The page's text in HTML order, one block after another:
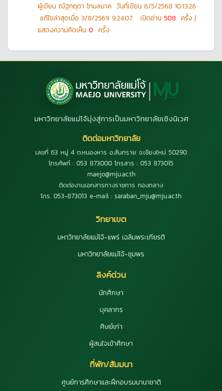
ผู้เขียน ณัฐกฤตา โกมลนาค วันที่เขียน 6/5/2568 10:13:26
แก้ไขล่าสุดเมื่อ 3/8/2569 9:24:07 เปิดอ่าน 508 ครั้ง |
แสดงความคิดเห็น 0 ครั้ง
มหาวิทยาลัยแม่โจ้มุ่งสู่การเป็นมหาวิทยาลัยเชิงนิเวศ
ติดต่อมหาวิทยาลัย
เลขที่ 63 หมู่ 4 ต.หนองหาร อ.สันทราย จ.เชียงใหม่ 50290
โทรศัพท์ : 053 873000 โทรสาร : 053 873015
maejo@mju.ac.th
ติดต่องานเอกสารทางราชการ กองกลาง
โทร. 053-873013 e-mail : saraban_mju@mju.ac.th
วิทยาเขต
มหาวิทยาลัยแม่โจ้-แพร่ เฉลิมพระเกียรติ
มหาวิทยาลัยแม่โจ้-ชุมพร
ลิงค์ด่วน
นักศึกษา
บุคลากร
ศิษย์เก่า
ผู้สนใจเข้าศึกษา
ที่พัก/สัมมนา
ศูนย์การศึกษาและฝึกอบรมนานาชาติ